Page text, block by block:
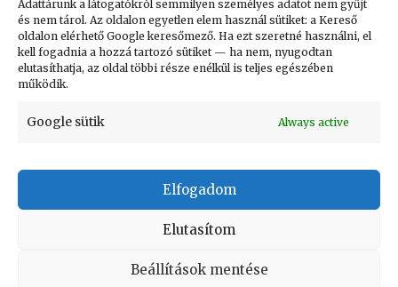
Adattárunk a látogatókról semmilyen személyes adatot nem gyűjt
és nem tárol. Az oldalon egyetlen elem használ sütiket: a Kereső
oldalon elérhető Google keresőmező. Ha ezt szeretné használni, el
kell fogadnia a hozzá tartozó sütiket — ha nem, nyugodtan
elutasíthatja, az oldal többi része enélkül is teljes egészében
működik.
Google sütik Always active
Elfogadom
Elutasítom
Beállítások mentése
Létrehozva: 2020.06.24. 11:35
Utolsó módosítás: 2021.06.18. 14:24
Impresszum
Adatvédelmi tájékoztató
Vissza a lap tetejére